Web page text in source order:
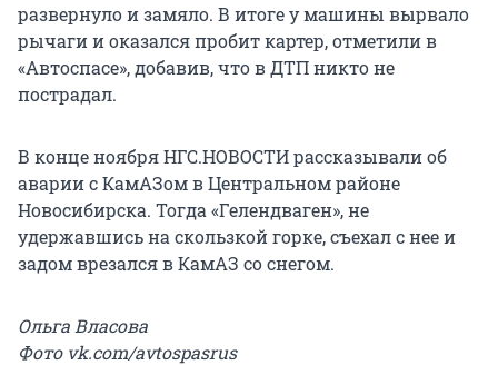
развернуло и замяло. В итоге у машины вырвало
рычаги и оказался пробит картер, отметили в
«Автоспасе», добавив, что в ДТП никто не
пострадал.
В конце ноября НГС.НОВОСТИ рассказывали об
аварии с КамАЗом в Центральном районе
Новосибирска. Тогда «Гелендваген», не
удержавшись на скользкой горке, съехал с нее и
задом врезался в КамАЗ со снегом.
Ольга Власова
Фото vk.com/avtospasrus